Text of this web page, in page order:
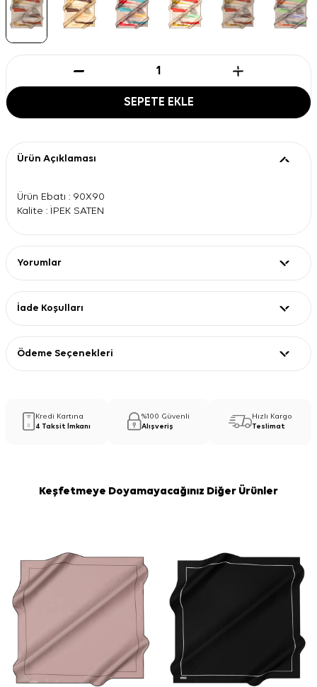
SEPETE EKLE
Ürün Açıklaması
Ürün Ebatı : 90X90
Kalite : İPEK SATEN
Yorumlar
İade Koşulları
Ödeme Seçenekleri
Kredi Kartına
4 Taksit İmkanı
%100 Güvenli
Alışveriş
Hızlı Kargo
Teslimat
Keşfetmeye Doyamayacağınız Diğer Ürünler